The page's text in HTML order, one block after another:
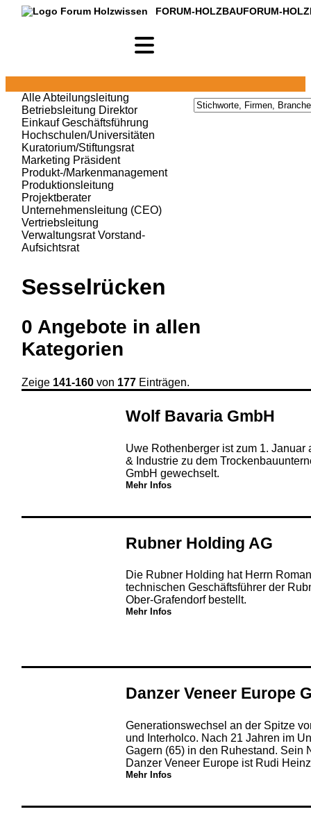
FORUM-HOLZBAUFORUM-
AlleAbteilungsleitung
Betriebsleitung Direktor
Einkauf Geschäftsführung
Hochschulen/Universitäten
Kuratorium/Stiftungsrat
Marketing Präsident
Produkt-/Markenmanagement
Produktionsleitung
Projektberater
Unternehmensleitung (CEO)
Vertriebsleitung
Verwaltungsrat Vorstand-
Aufsichtsrat
Sesselrücken
0 Angebote inallen
Kategorien
Zeige 141-160 von 177 Einträgen.
Wolf Bavaria GmbH
Uwe Rothenberger ist zum 1. Januar
& Industrie zu dem
GmbH gewechselt.
Mehr Infos
Rubner Holding AG
Die Rubner Holding hat Herrn
technischen Geschäftsführer der
Ober-Grafendorf bestellt.
Mehr Infos
Danzer Veneer Europe
Generationswechsel an der Spitze
und Interholco. Nach 21 Jahren im
Gagern (65) in den Ruhestand. Sein
Danzer Veneer Europe ist Rudi
Mehr Infos